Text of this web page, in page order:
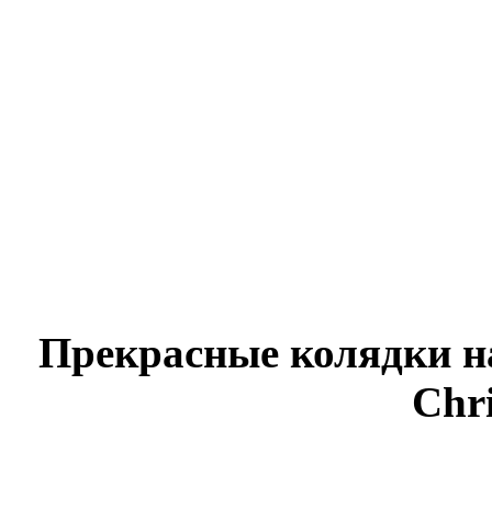
Прекрасные колядки